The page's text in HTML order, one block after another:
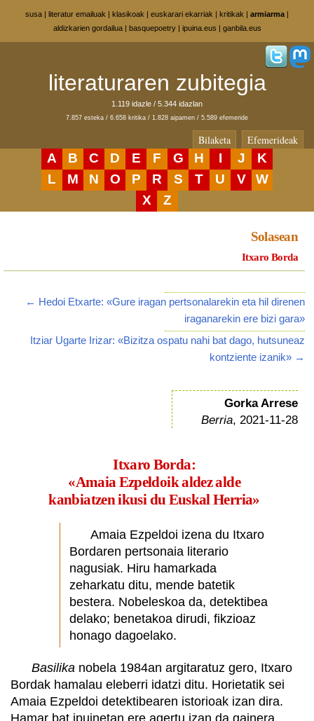
susa | literatur emailuak | klasikoak | euskarari ekarriak | kritikak | armiarma |
aldizkarien gordailua| basquepoetry| ipuina.eus | ganbila.eus
literaturaren zubitegia
1.119 idazle / 5.344 idazlan
7.857 esteka / 6.658 kritika / 1.828 aipamen / 5.589 efemeride
Bilaketa Efemerideak
A B C D E F G H I J
K
L
M N O P R S T U V
W
X
Z
Solasean
Itxaro Borda
← Hedoi Etxarte: «Gure iragan pertsonalarekin eta hil direnen
iraganarekin ere bizi gara»
Itziar Ugarte Irizar: «Bizitza ospatu nahi bat dago, hutsuneaz
kontziente izanik» →
Gorka Arrese
Berria, 2021-11-28
Itxaro Borda:
«Amaia Ezpeldoik aldez alde
kanbiatzen ikusi du Euskal Herria»
Amaia Ezpeldoi izena du Itxaro
Bordaren pertsonaia literario
nagusiak. Hiru hamarkada
zeharkatu ditu, mende batetik
bestera. Nobeleskoa da, detektibea
delako; benetakoa dirudi, fikzioaz
honago dagoelako.
Basilika nobela 1984an argitaratuz gero, Itxaro
Bordak hamalau eleberri idatzi ditu. Horietatik sei
Amaia Ezpeldoi detektibearen istorioak izan dira.